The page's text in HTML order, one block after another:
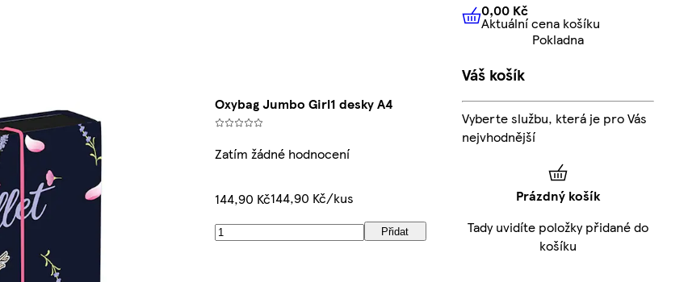
Oxybag Jumbo Girl1 desky A4
Zatím žádné hodnocení
144,90 Kč144,90 Kč/kus
Přidat
0,00 KčAktuální cena košíku
0,00 Kč
Aktuální cena košíku
Pokladna
Váš košík
Vyberte službu, která je pro Vás
nejvhodnější
Prázdný košík
Tady uvidíte položky přidané do
košíku